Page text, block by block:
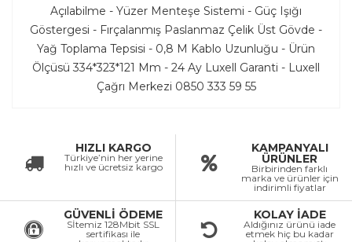
Açılabilme - Yüzer Menteşe Sistemi - Güç Işığı
Göstergesi - Fırçalanmış Paslanmaz Çelik Üst Gövde -
Yağ Toplama Tepsisi - 0,8 M Kablo Uzunluğu - Ürün
Ölçüsü 334*323*121 Mm - 24 Ay Luxell Garanti - Luxell
Çağrı Merkezi 0850 333 59 55
HIZLI KARGO
Türkiye’nin her yerine
hızlı ve ücretsiz kargo
KAMPANYALI
ÜRÜNLER
Birbirinden farklı
marka ve ürünler için
indirimli fiyatlar
GÜVENLİ ÖDEME
Sİtemiz 128Mbit SSL
sertifikası ile
KOLAY İADE
Aldığınız ürünü iade
etmek hiç bu kadar